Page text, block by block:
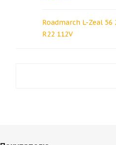
Roadmarch L-Zeal 56
R22 112V